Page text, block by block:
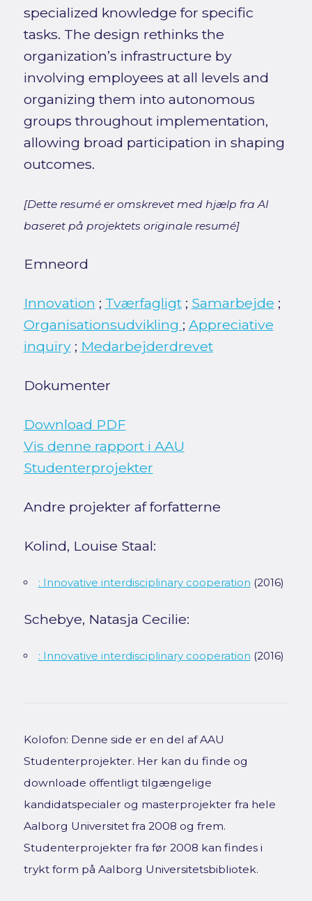
specialized knowledge for specific
tasks. The design rethinks the
organization’s infrastructure by
involving employees at all levels and
organizing them into autonomous
groups throughout implementation,
allowing broad participation in shaping
outcomes.
[Dette resumé er omskrevet med hjælp fra AI
baseret på projektets originale resumé]
Emneord
Innovation ; Tværfagligt; Samarbejde ;
Organisationsudvikling ; Appreciative
inquiry; Medarbejderdrevet
Dokumenter
Download PDF
Vis denne rapport i AAU
Studenterprojekter
Andre projekter af forfatterne
Kolind, Louise Staal:
: Innovative interdisciplinary cooperation (2016)
Schebye, Natasja Cecilie:
: Innovative interdisciplinary cooperation (2016)
Kolofon: Denne side er en del af AAU
Studenterprojekter. Her kan du finde og
downloade offentligt tilgængelige
kandidatspecialer og masterprojekter fra hele
Aalborg Universitet fra 2008 og frem.
Studenterprojekter fra før 2008 kan findes i
trykt form på Aalborg Universitetsbibliotek.